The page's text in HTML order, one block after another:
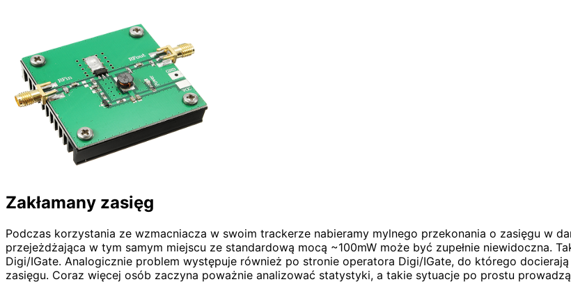
Zakłamany zasięg
Podczas korzystania ze wzmacniacza w swoim trackerze nabieramy mylnego przekonania o zasięgu w
przejeżdżająca w tym samym miejscu ze standardową mocą ~100mW może być zupełnie niewidoczna.
Digi/IGate. Analogicznie problem występuje również po stronie operatora Digi/IGate, do którego
zasięgu. Coraz więcej osób zaczyna poważnie analizować statystyki, a takie sytuacje po prostu prowadzą